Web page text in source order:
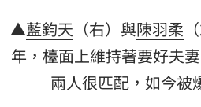
▲藍鈞天 （右）與陳羽柔
年，檯面上維持著要好夫
兩人很匹配，如今被